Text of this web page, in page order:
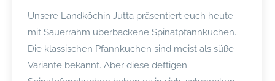
Unsere Landköchin Jutta präsentiert euch heute
mit Sauerrahm überbackene Spinatpfannkuchen.
Die klassischen Pfannkuchen sind meist als süße
Variante bekannt. Aber diese deftigen